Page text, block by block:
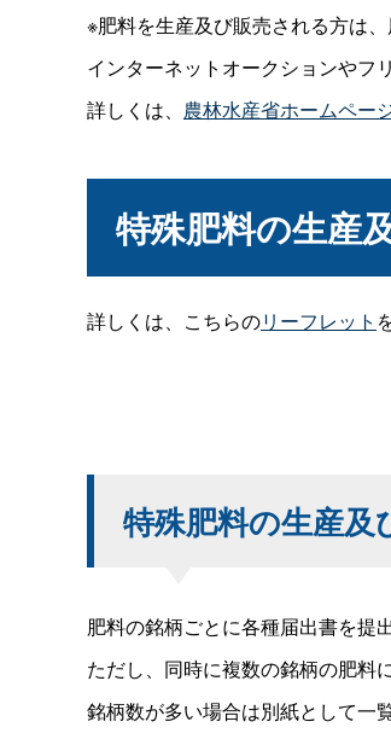
※肥料を生産及び販売される方は
インターネットオークションやフ
詳しくは、 農林水産省ホームペー
特殊肥料の生産
詳しくは、こちらのリーフレット
特殊肥料の生産及
肥料の銘柄ごとに各種届出書を提
ただし、同時に複数の銘柄の肥料
銘柄数が多い場合は別紙として一